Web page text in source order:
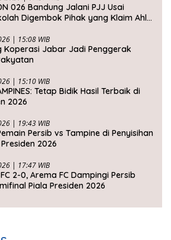
026 Bandung Jalani PJJ Usai
Digembok Pihak yang Klaim Ahli
| 15:08 WIB
Koperasi Jabar Jadi Penggerak
| 15:10 WIB
Tetap Bidik Hasil Terbaik di
2026
| 19:43 WIB
Persib vs Tampine di Penyisihan
2026
| 17:47 WIB
2-0, Arema FC Dampingi Persib
Piala Presiden 2026